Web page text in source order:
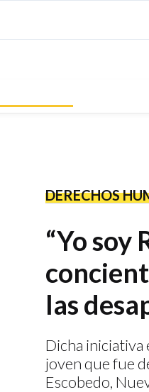
DERECHOS
“Yo soy
las
Dicha iniciativa
joven que fue
Escobedo,